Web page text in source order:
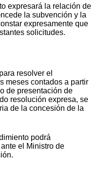
expresará la relación de
la subvención y la
expresamente que
solicitudes.
resolver el
meses contados a partir
de presentación de
resolución expresa, se
de la concesión de la
podrá
el Ministro de